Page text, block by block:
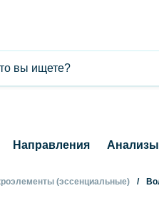
Направления Анализы
(эссенциальные)